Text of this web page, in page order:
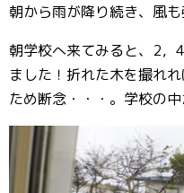
朝から雨が降り続き、風も
朝学校へ来てみると、2，
ました！折れた木を撮れ
ため断念・・・。学校の